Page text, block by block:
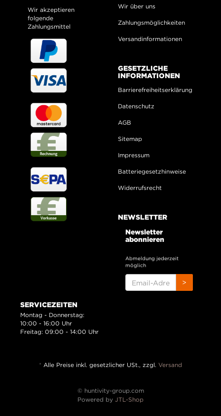
Wir akzeptieren
folgende
Zahlungsmittel
Wir über uns
Zahlungsmöglichkeiten
Versandinformationen
GESETZLICHE
INFORMATIONEN
Barrierefreiheitserklärung
Datenschutz
AGB
Sitemap
Impressum
Batteriegesetzhinweise
Widerrufsrecht
NEWSLETTER
Newsletter
abonnieren
Abmeldung jederzeit
möglich
ADRESSE
>
SERVICEZEITEN
Montag - Donnerstag:
10:00 - 16:00 Uhr
Freitag: 09:00 - 14:00 Uhr
* Alle Preise inkl. gesetzlicher USt., zzgl. Versand
© huntivity-group.com
Powered by JTL-Shop